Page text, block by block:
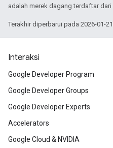
adalah merek dagang terdaftar
Terakhir diperbarui pada 2026-01-
Interaksi
Google Developer Program
Google Developer Groups
Google Developer Experts
Accelerators
Google Cloud & NVIDIA